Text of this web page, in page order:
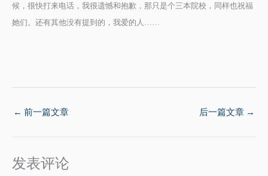
候，很快打来电话，我很遗憾和抱歉，那只是个三本院校，同样也祝福
她们。还有其他没有提到的，我爱的人……
← 前一篇文章 后一篇文章 →
发表评论